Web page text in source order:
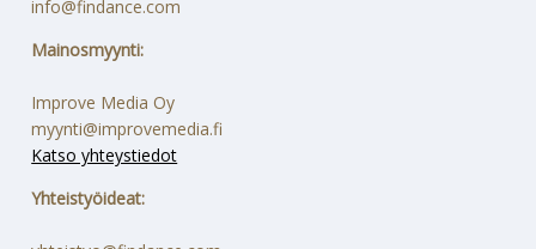
info@findance.com
Mainosmyynti:
Improve Media Oy
myynti@improvemedia.fi
Katso yhteystiedot
Yhteistyöideat: